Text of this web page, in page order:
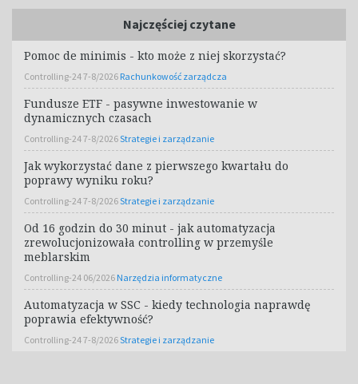
Najczęściej czytane
Pomoc de minimis - kto może z niej skorzystać?
Controlling-24 7-8/2026 Rachunkowość zarządcza
Fundusze ETF - pasywne inwestowanie w
dynamicznych czasach
Controlling-24 7-8/2026Strategie i zarządzanie
Jak wykorzystać dane z pierwszego kwartału do
poprawy wyniku roku?
Controlling-24 7-8/2026Strategie i zarządzanie
Od 16 godzin do 30 minut - jak automatyzacja
zrewolucjonizowała controlling w przemyśle
meblarskim
Controlling-24 06/2026 Narzędzia informatyczne
Automatyzacja w SSC - kiedy technologia naprawdę
poprawia efektywność?
Controlling-24 7-8/2026Strategie i zarządzanie